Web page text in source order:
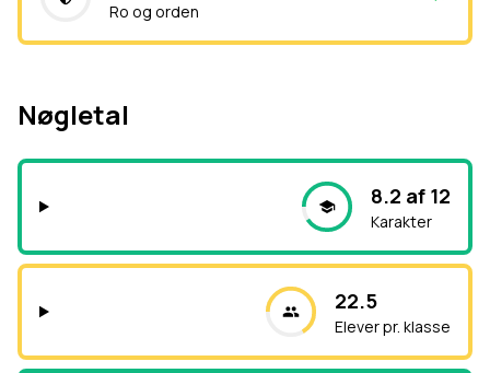
Ro og orden
Nøgletal
8.2 af 12
Karakter
22.5
Elever pr. klasse